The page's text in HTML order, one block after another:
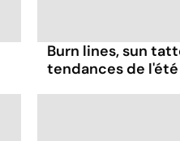
Burn lines, sun
tendances de